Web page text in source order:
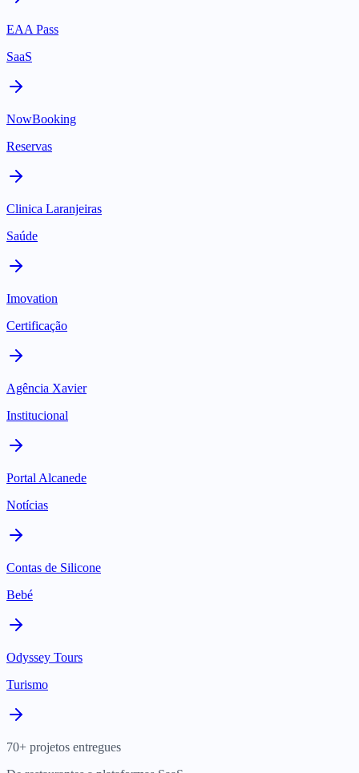
EAA Pass
SaaS
NowBooking
Reservas
Clinica Laranjeiras
Saúde
Imovation
Certificação
Agência Xavier
Institucional
Portal Alcanede
Notícias
Contas de Silicone
Bebé
Odyssey Tours
Turismo
70+ projetos entregues